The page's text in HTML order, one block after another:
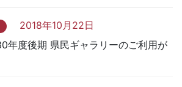
2018年10月22日
年度後期 県民ギャラリーのご利用が